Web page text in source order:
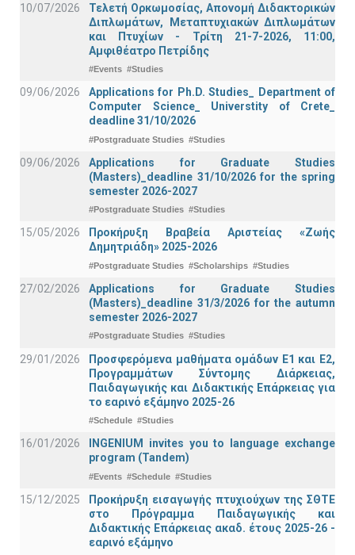
10/07/2026
Τελετή Ορκωμοσίας, Απονομή Διδακτορικών
Διπλωμάτων, Μεταπτυχιακών Διπλωμάτων
και Πτυχίων - Τρίτη 21-7-2026, 11:00,
Αμφιθέατρο Πετρίδης
#Events #Studies
09/06/2026
Applications for Ph.D. Studies_ Department of
Computer Science_ Universtity of Crete_
deadline 31/10/2026
#Postgraduate Studies #Studies
09/06/2026
Applications for Graduate Studies
(Masters)_deadline 31/10/2026 for the spring
semester 2026-2027
#Postgraduate Studies #Studies
15/05/2026
Προκήρυξη Βραβεία Αριστείας «Ζωής
Δημητριάδη» 2025-2026
#Postgraduate Studies #Scholarships #Studies
27/02/2026
Applications for Graduate Studies
(Masters)_deadline 31/3/2026 for the autumn
semester 2026-2027
#Postgraduate Studies #Studies
29/01/2026
Προσφερόμενα μαθήματα ομάδων Ε1 και Ε2,
Προγραμμάτων Σύντομης Διάρκειας,
Παιδαγωγικής και Διδακτικής Επάρκειας για
το εαρινό εξάμηνο 2025-26
#Schedule #Studies
16/01/2026
INGENIUM invites you to language exchange
program (Tandem)
#Events #Schedule #Studies
15/12/2025
Προκήρυξη εισαγωγής πτυχιούχων της ΣΘΤΕ
στο Πρόγραμμα Παιδαγωγικής και
Διδακτικής Επάρκειας ακαδ. έτους 2025-26 -
εαρινό εξάμηνο